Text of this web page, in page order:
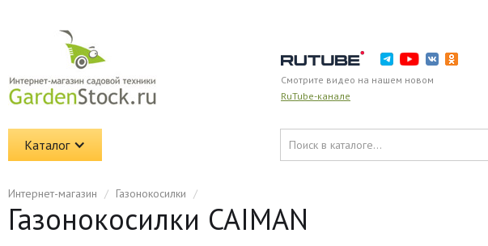
Смотрите видео на нашем новом
RuTube-канале
Каталог
Интернет-магазин / Газонокосилки /
Газонокосилки CAIMAN